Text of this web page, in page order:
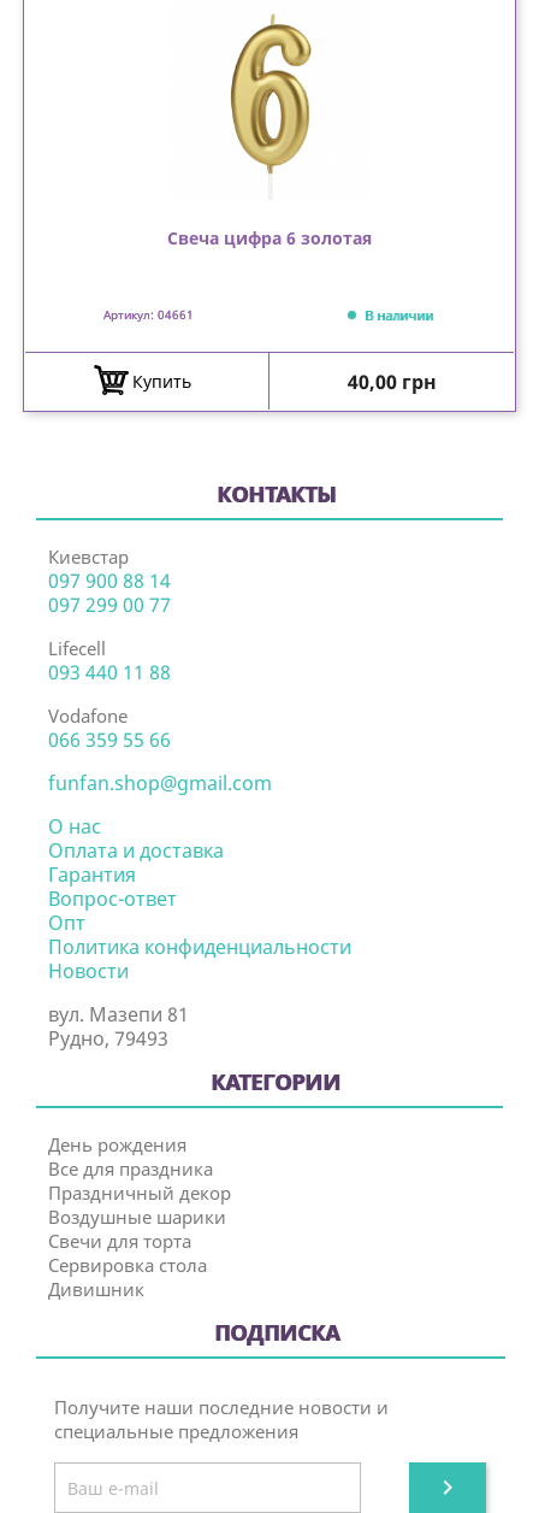
Свеча цифра 6 золотая
Артикул: 04661 В наличии
Купить Цена
40,00 грн
КОНТАКТЫ
Киевстар
097 900 88 14
097 299 00 77
Lifecell
093 440 11 88
Vodafone
066 359 55 66
funfan.shop@gmail.com
О нас
Оплата и доставка
Гарантия
Вопрос-ответ
Опт
Политика конфиденциальности
Новости
вул. Мазепи 81
Рудно, 79493
КАТЕГОРИИ
День рождения
Все для праздника
Праздничный декор
Воздушные шарики
Свечи для торта
Сервировка стола
Дивишник
ПОДПИСКА
Получите наши последние новости и
специальные предложения
